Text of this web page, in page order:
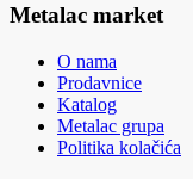
Metalac market
O nama
Prodavnice
Katalog
Metalac grupa
Politika kolačića